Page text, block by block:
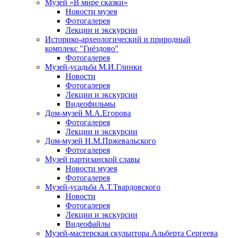
Музей «В мире сказки»
Новости музея
Фотогалерея
Лекции и экскурсии
Историко-археологический и природный
комплекс "Гнёздово"
Фотогалерея
Музей-усадьба М.И.Глинки
Новости
Фотогалерея
Лекции и экскурсии
Видеофильмы
Дом-музей М.А.Егорова
Фотогалерея
Лекции и экскурсии
Дом-музей Н.М.Пржевальского
Фотогалерея
Музей партизанской славы
Новости музея
Фотогалерея
Музей-усадьба А.Т.Твардовского
Новости
Фотогалерея
Лекции и экскурсии
Видеофайлы
Музей-мастерская скульптора Альберта Сергеева